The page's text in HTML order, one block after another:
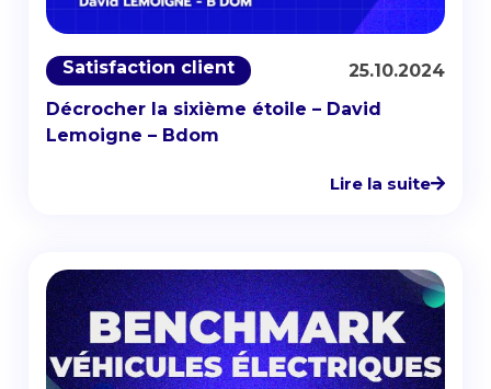
Satisfaction client
25.10.2024
Décrocher la sixième étoile – David
Lemoigne – Bdom
Lire la suite